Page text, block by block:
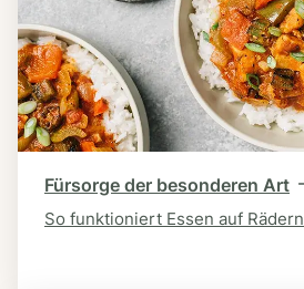
Fürsorge der besonderen Art
So funktioniert Essen auf Rädern